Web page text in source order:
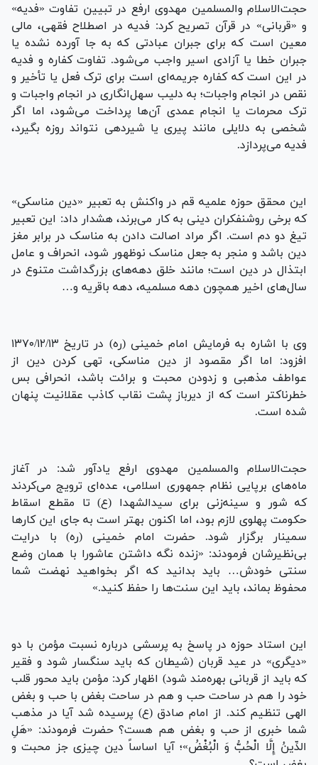
حجت‌الاسلام والمسلمین مهدوی ارفع در تبیین تفاوت «فدیه»
و «قربانی» در قرآن تصریح کرد: فدیه در اصطلاح فقهی، مالی
معین است که برای جبران عبادتی که به جا آورده نشده یا
جبران خطا یا آزادی اسیر واجب می‌شود. تفاوت کفاره و فدیه
در این است که کفاره جریمه‌ای است برای ترک فعل یا تأخیر و
نقص در انجام واجبات؛ به دلیب سهل‌انگاری در انجام واجبات و
ترک محرمات یا انجام عمدی آن‌ها پرداخت می‌شود، اما اگر
شخصی به دلایلی مانند پیری یا شیردهی نتواند روزه بگیرد،
فدیه می‌پردازد.
این محقق حوزه علمیه قم در واکنش به تعبیر «دین مناسکی»
که برخی روشنفکران دینی به کار می‌برند، هشدار داد: این تعبیر
تیغ دو دم است. اگر مراد اصالت دادن به مناسک در برابر مغز
دین باشد و منجر به جعل مناسک نوظهور شود، انحراف و عامل
ابتذال در دین است؛ مانند خلق دهه‌های بزرگداشت متنوع در
سال‌های اخیر همچون دهه مسلمیه، دهه باقریه و…
وی با اشاره به فرمایش امام خمینی (ره) در تاریخ ۱۳۷۰/۱۲/۱۳
افزود: اما اگر مقصود از دین مناسکی، تهی کردن دین از
عواطف مذهبی و زدودن محبت و برائت باشد، انحرافی بس
خطرناکتر است که از دیرباز پشت نقاب کاذب عقلانیت پنهان
شده است.
حجت‌الاسلام والمسلمین مهدوی ارفع یادآور شد: در آغاز
ماه‌های برپایی نظام جمهوری اسلامی، عده‌ای ترویج می‌کردند
که شور و سینه‌زنی برای سیدالشهدا (ع) تا مقطع اسقاط
حکومت پهلوی لازم بود، اما اکنون بهتر است به جای این کارها
سمینار برگزار شود. حضرت امام خمینی (ره) با درایت
بی‌نظیرشان فرمودند: «زنده نگه داشتن عاشورا با همان وضع
سنتی خودش… باید بدانید که اگر بخواهید نهضت شما
محفوظ بماند، باید این سنت‌ها را حفظ کنید.»
این استاد حوزه در پاسخ به پرسشی درباره نسبت مؤمن با دو
«دیگری» در عید قربان (شیطان که باید سنگسار شود و فقیر
که باید از قربانی بهره‌مند شود) اظهار کرد: مؤمن باید محور قلب
خود را هم در ساحت حب و هم در ساحت بغض با حب و بغض
الهی تنظیم کند. از امام صادق (ع) پرسیده شد آیا در مذهب
شما خبری از حب و بغض هم هست؟ حضرت فرمودند: «هَلِ
الدِّینُ إِلَّا الْحُبُّ وَ الْبُغْضُ»؛ آیا اساساً دین چیزی جز محبت و